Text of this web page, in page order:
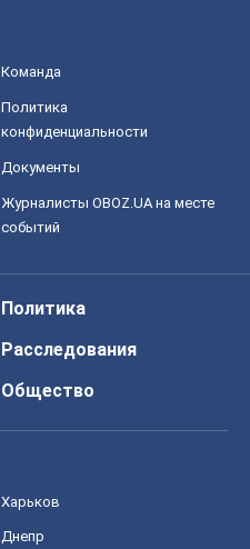
Команда
Политика
конфиденциальности
Документы
Журналисты OBOZ.UA на месте
событий
Политика
Расследования
Общество
Харьков
Днепр